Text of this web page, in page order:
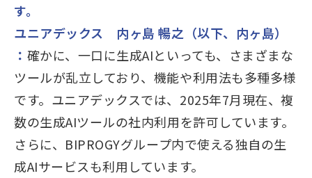
す。
ユニアデックス 内ヶ島 暢之（以下、内ヶ島）
： 確かに、一口に生成AIといっても、さまざまな
ツールが乱立しており、機能や利用法も多種多様
です。ユニアデックスでは、2025年7月現在、複
数の生成AIツールの社内利用を許可しています。
さらに、BIPROGYグループ内で使える独自の生
成AIサービスも利用しています。